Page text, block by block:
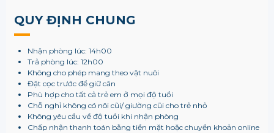
QUY ĐỊNH CHUNG
Nhận phòng lúc: 14h00
Trả phòng lúc: 12h00
Không cho phép mang theo vật nuôi
Đặt cọc trước để giữ căn
Phù hợp cho tất cả trẻ em ở mọi độ tuổi
Chỗ nghỉ không có nôi cũi/ giường cũi cho trẻ nhỏ
Không yêu cầu về độ tuổi khi nhận phòng
Chấp nhận thanh toán bằng tiền mặt hoặc chuyển khoản online